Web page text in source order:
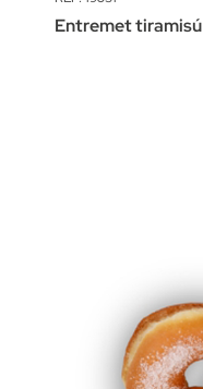
Entremet tiramisú